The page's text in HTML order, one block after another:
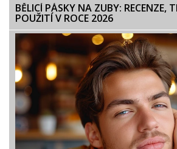
BĚLICÍ PÁSKY NA ZUBY: RECENZE,
POUŽITÍ V ROCE 2026